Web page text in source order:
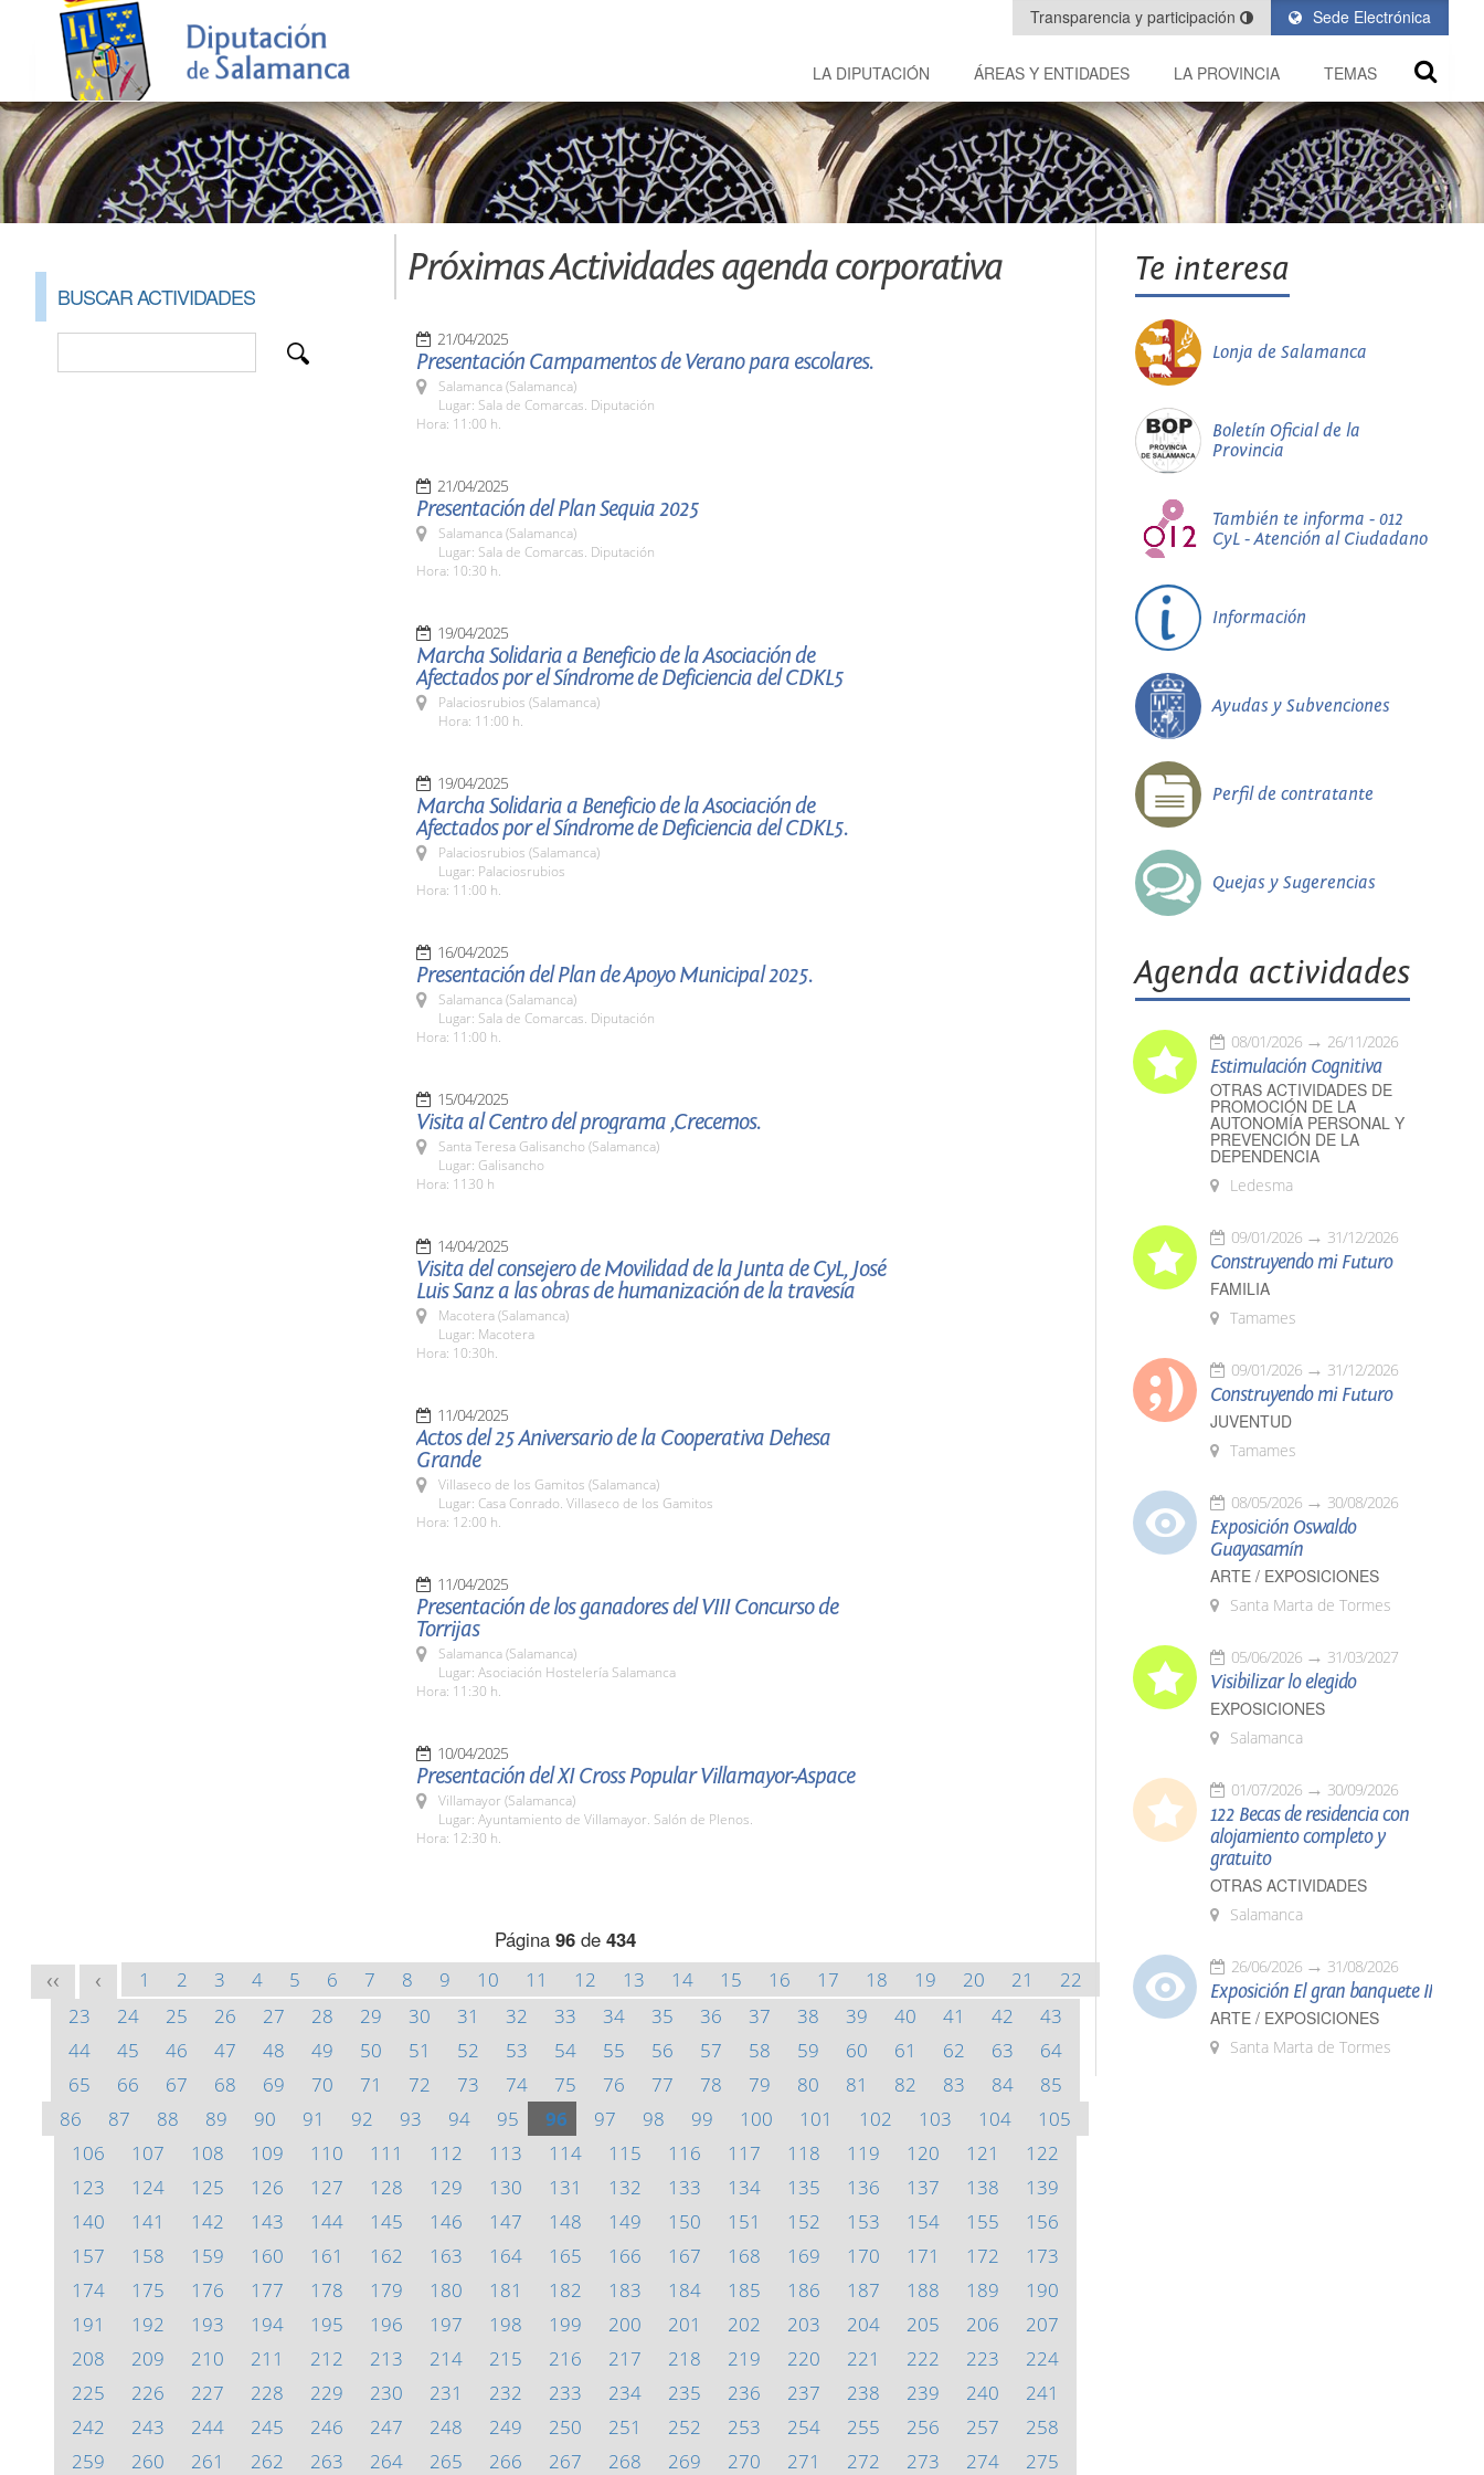
Sede Electrónica
Transparencia y participación
LA DIPUTACIÓN ÁREAS Y ENTIDADES LA PROVINCIA TEMAS
BUSCAR ACTIVIDADES
Próximas Actividades agenda corporativa
21/04/2025
Presentación Campamentos de Verano para escolares.
Salamanca (Salamanca)
Lugar: Sala de Comarcas. Diputación
Hora: 11:00 h.
21/04/2025
Presentación del Plan Sequia 2025
Salamanca (Salamanca)
Lugar: Sala de Comarcas. Diputación
Hora: 10:30 h.
19/04/2025
Marcha Solidaria a Beneficio de la Asociación de
Afectados por el Síndrome de Deficiencia del CDKL5
Palaciosrubios (Salamanca)
Hora: 11:00 h.
19/04/2025
Marcha Solidaria a Beneficio de la Asociación de
Afectados por el Síndrome de Deficiencia del CDKL5.
Palaciosrubios (Salamanca)
Lugar: Palaciosrubios
Hora: 11:00 h.
16/04/2025
Presentación del Plan de Apoyo Municipal 2025.
Salamanca (Salamanca)
Lugar: Sala de Comarcas. Diputación
Hora: 11:00 h.
15/04/2025
Visita al Centro del programa ,Crecemos.
Santa Teresa Galisancho (Salamanca)
Lugar: Galisancho
Hora: 1130 h
14/04/2025
Visita del consejero de Movilidad de la Junta de CyL, José
Luis Sanz a las obras de humanización de la travesía
Macotera (Salamanca)
Lugar: Macotera
Hora: 10:30h.
11/04/2025
Actos del 25 Aniversario de la Cooperativa Dehesa
Grande
Villaseco de los Gamitos (Salamanca)
Lugar: Casa Conrado. Villaseco de los Gamitos
Hora: 12:00 h.
11/04/2025
Presentación de los ganadores del VIII Concurso de
Torrijas
Salamanca (Salamanca)
Lugar: Asociación Hostelería Salamanca
Hora: 11:30 h.
10/04/2025
Presentación del XI Cross Popular Villamayor-Aspace
Villamayor (Salamanca)
Lugar: Ayuntamiento de Villamayor. Salón de Plenos.
Hora: 12:30 h.
Página 96 de 434
<< < 1 2 3 4 5 6 7 8 9 10 11 12 13 14 15 16 17 18 19 20 21
22
23
24 25 26 27 28 29 30 31 32 33 34 35 36 37 38 39 40 41 42
43
44
45 46 47 48 49 50 51 52 53 54 55 56 57 58 59 60 61 62 63
64
65
66 67 68 69 70 71 72 73 74 75 76 77 78 79 80 81 82 83 84
85
86
87 88 89 90 91 92 93 94 95 96 97 98 99 100 101 102 103 104
105
106
107 108 109 110 111 112 113 114 115 116 117 118 119 120 121
122
123
124 125 126 127 128 129 130 131 132 133 134 135 136 137 138
139
140
141 142 143 144 145 146 147 148 149 150 151 152 153 154 155
156
157
158 159 160 161 162 163 164 165 166 167 168 169 170 171 172
173
174
175 176 177 178 179 180 181 182 183 184 185 186 187 188 189
190
191
192 193 194 195 196 197 198 199 200 201 202 203 204 205 206
207
208
209 210 211 212 213 214 215 216 217 218 219 220 221 222 223
224
225
226 227 228 229 230 231 232 233 234 235 236 237 238 239 240
241
242
243 244 245 246 247 248 249 250 251 252 253 254 255 256 257
258
259
260 261 262 263 264 265 266 267 268 269 270 271 272 273 274 275
Te interesa
Lonja de Salamanca
Boletín Oficial de la
Provincia
También te informa - 012
CyL - Atención al Ciudadano
Información
Ayudas y Subvenciones
Perfil de contratante
Quejas y Sugerencias
Agenda actividades
08/01/2026 26/11/2026
Estimulación Cognitiva
OTRAS ACTIVIDADES DE
PROMOCIÓN DE LA
AUTONOMÍA PERSONAL Y
PREVENCIÓN DE LA
DEPENDENCIA
Ledesma
09/01/2026 31/12/2026
Construyendo mi Futuro
FAMILIA
Tamames
09/01/2026 31/12/2026
Construyendo mi Futuro
JUVENTUD
Tamames
08/05/2026 30/08/2026
Exposición Oswaldo
Guayasamín
ARTE / EXPOSICIONES
Santa Marta de Tormes
05/06/2026 31/03/2027
Visibilizar lo elegido
EXPOSICIONES
Salamanca
01/07/2026 30/09/2026
122 Becas de residencia con
alojamiento completo y
gratuito
OTRAS ACTIVIDADES
Salamanca
26/06/2026 31/08/2026
Exposición El gran banquete II
ARTE / EXPOSICIONES
Santa Marta de Tormes